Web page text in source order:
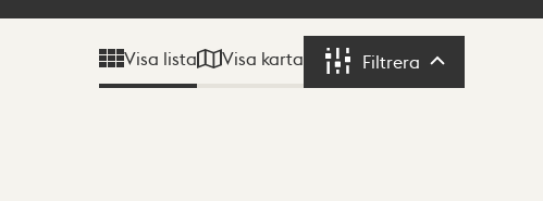
Visa lista Visa karta Filtrera Filtrera